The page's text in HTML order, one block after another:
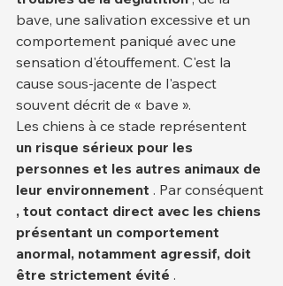
bave, une salivation excessive et un
comportement paniqué avec une
sensation d'étouffement. C'est la
cause sous-jacente de l'aspect
souvent décrit de « bave ».
Les chiens à ce stade représentent
un risque sérieux pour les
personnes et les autres animaux de
leur environnement . Par conséquent
, tout contact direct avec les chiens
présentant un comportement
anormal, notamment agressif, doit
être strictement évité .